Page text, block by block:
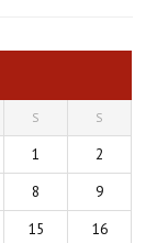
S S
1
2
8
9
15 16